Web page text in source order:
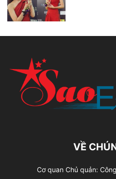
VỀ
Cơ quan Chủ quản: